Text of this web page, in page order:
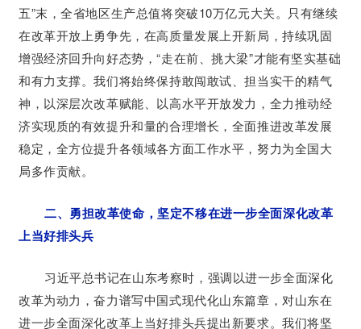
五”末，全省地区生产总值将突破10万亿元大关。只有继续
在改革开放上勇争先，在高质量发展上开新局，持续巩固
增强经济回升向好态势，“走在前、挑大梁”才能有坚实基础
和有力支撑。我们将始终保持敢闯敢试、担当实干的精气
神，以深层次改革赋能、以高水平开放发力，全力推动经
济实现质的有效提升和量的合理增长，全面推进改革发展
稳定，全方位提升各领域各方面工作水平，努力为全国大
局多作贡献。
二、勇担改革使命，坚定不移在进一步全面深化改革
上当好排头兵
习近平总书记在山东考察时，强调以进一步全面深化
改革为动力，奋力谱写中国式现代化山东篇章，对山东在
进一步全面深化改革上当好排头兵提出新要求。我们将坚